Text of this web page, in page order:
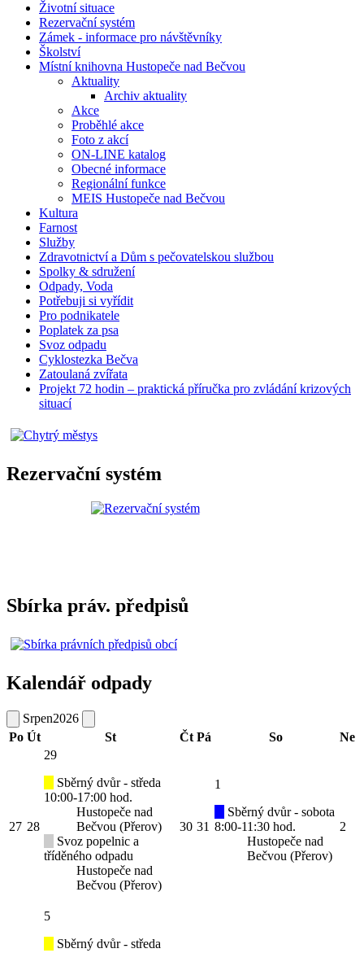
Životní situace
Rezervační systém
Zámek - informace pro návštěvníky
Školství
Místní knihovna Hustopeče nad Bečvou
Aktuality
Archiv aktuality
Akce
Proběhlé akce
Foto z akcí
ON-LINE katalog
Obecné informace
Regionální funkce
MEIS Hustopeče nad Bečvou
Kultura
Farnost
Služby
Zdravotnictví a Dům s pečovatelskou službou
Spolky & sdružení
Odpady, Voda
Potřebuji si vyřídit
Pro podnikatele
Poplatek za psa
Svoz odpadu
Cyklostezka Bečva
Zatoulaná zvířata
Projekt 72 hodin – praktická příručka pro zvládání krizových
situací
Rezervační systém
Sbírka práv. předpisů
Kalendář odpady
Srpen2026
Po Út St Čt Pá So Ne
27 28
29
Sběrný dvůr - středa
10:00-17:00 hod.
Hustopeče nad
Bečvou (Přerov)
Svoz popelnic a
tříděného odpadu
Hustopeče nad
Bečvou (Přerov)
30 31
1
Sběrný dvůr - sobota
8:00-11:30 hod.
Hustopeče nad
Bečvou (Přerov)
2
5
Sběrný dvůr - středa